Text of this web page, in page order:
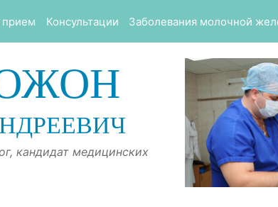
прием Консультации Заболевания молочной
кандидат медицинских